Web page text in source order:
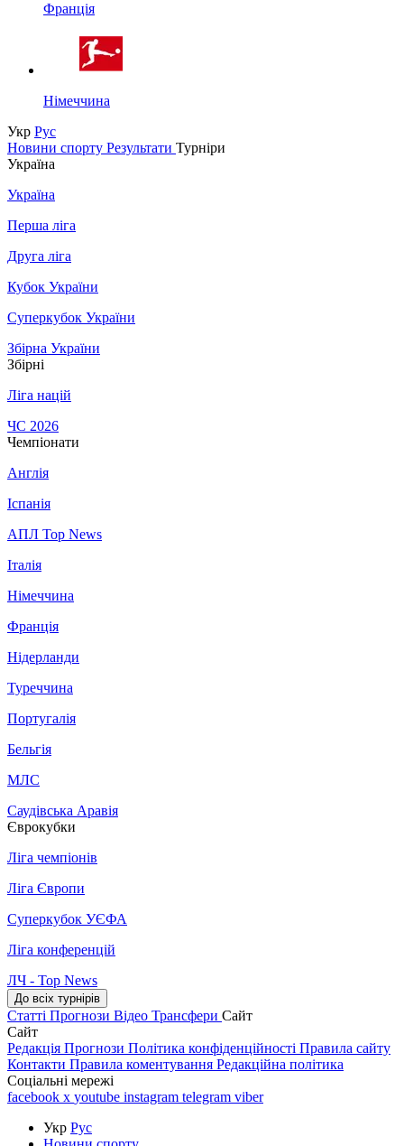
Франція
Німеччина
Укр Рус
Новини спорту Результати Турніри
Україна
Україна
Перша ліга
Друга ліга
Кубок України
Суперкубок України
Збірна України
Збірні
Ліга націй
ЧС 2026
Чемпіонати
Англія
Іспанія
АПЛ Top News
Італія
Німеччина
Франція
Нідерланди
Туреччина
Португалія
Бельгія
МЛС
Саудівська Аравія
Єврокубки
Ліга чемпіонів
Ліга Європи
Суперкубок УЄФА
Ліга конференцій
ЛЧ - Top News
До всіх турнірів
Статті Прогнози Відео Трансфери Сайт
Сайт
Редакція Прогнози Політика конфіденційності Правила сайту
Контакти Правила коментування Редакційна політика
Соціальні мережі
facebook x youtube instagram telegram viber
Укр Рус